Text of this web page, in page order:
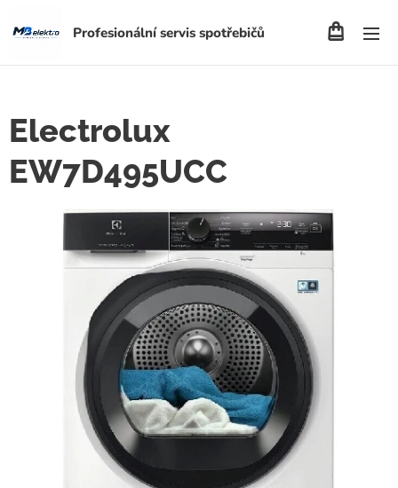
Profesionální servis spotřebičů
Electrolux
EW7D495UCC